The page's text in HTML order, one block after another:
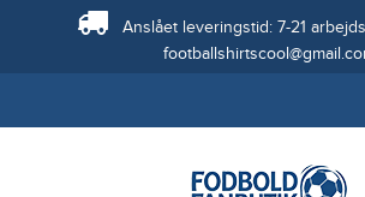
Anslået leveringstid: 7-21